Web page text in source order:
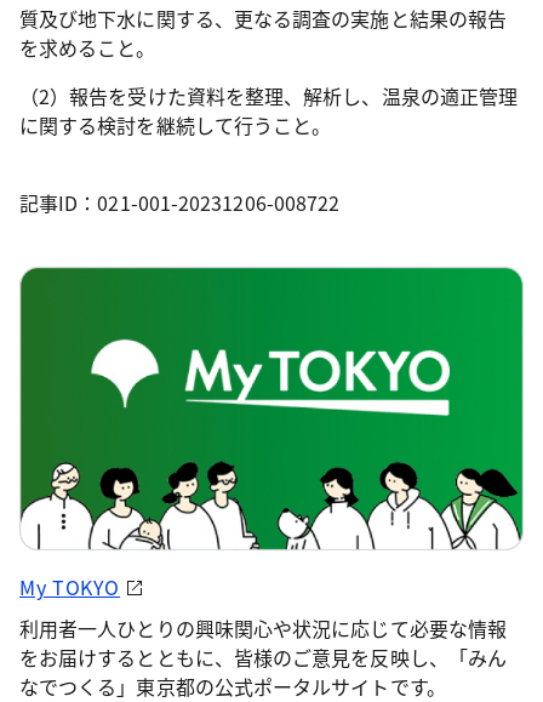
質及び地下水に関する、更なる調査の実施と結果の報告
を求めること。
（2）報告を受けた資料を整理、解析し、温泉の適正管理
に関する検討を継続して行うこと。
記事ID：021-001-20231206-008722
My TOKYO
利用者一人ひとりの興味関心や状況に応じて必要な情報
をお届けするとともに、皆様のご意見を反映し、「みん
なでつくる」東京都の公式ポータルサイトです。